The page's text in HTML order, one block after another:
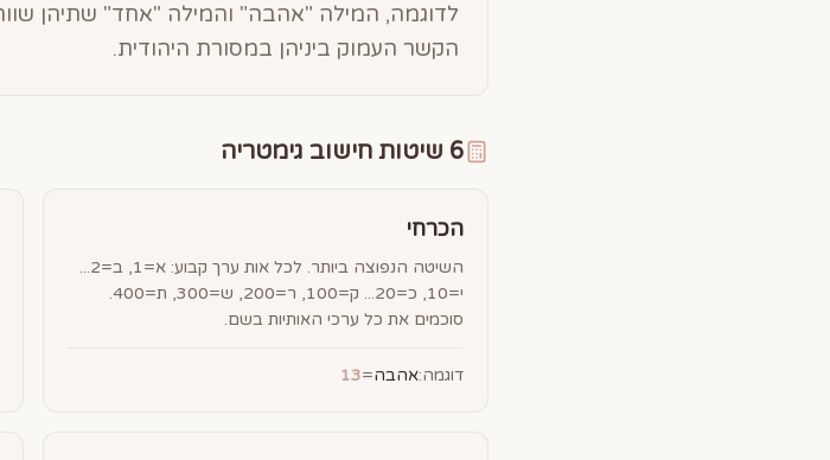
הקשר העמוק ביניהן במסורת היהודית.
6 שיטות חישוב גימטריה
הכרחי
השיטה הנפוצה ביותר. לכל אות ערך קבוע: א=1, ב=2...
י=10, כ=20... ק=100, ר=200, ש=300, ת=400.
סוכמים את כל ערכי האותיות בשם.
דוגמה:אהבה=
13